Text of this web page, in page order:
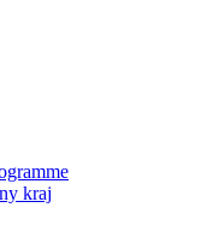
kraj